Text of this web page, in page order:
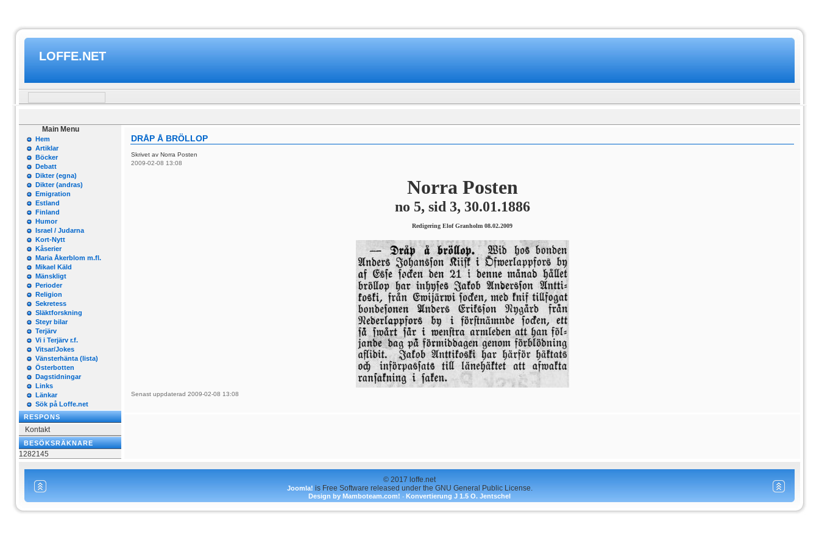
LOFFE.NET
Main Menu
Hem
Artiklar
Böcker
Debatt
Dikter (egna)
Dikter (andras)
Emigration
Estland
Finland
Humor
Israel / Judarna
Kort-Nytt
Kåserier
Maria Åkerblom m.fl.
Mikael Käld
Mänskligt
Perioder
Religion
Sekretess
Släktforskning
Steyr bilar
Terjärv
Vi i Terjärv r.f.
Vitsar/Jokes
Vänsterhänta (lista)
Österbotten
Dagstidningar
Links
Länkar
Sök på Loffe.net
RESPONS
Kontakt
BESÖKSRÄKNARE
1282145
DRÅP Å BRÖLLOP
Skrivet av Norra Posten
2009-02-08 13:08
Norra Posten
no 5, sid 3, 30.01.1886
Redigering Elof Granholm 08.02.2009
Senast uppdaterad 2009-02-08 13:08
© 2017 loffe.net
Joomla! is Free Software released under the GNU General Public License.
Design by Mamboteam.com! - Konvertierung J 1.5 O. Jentschel